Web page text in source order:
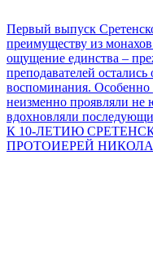
Первый выпуск
преимуществу из
ощущение единства –
преподавателей
воспоминания. Особенно
неизменно проявляли
вдохновляли
К 10-ЛЕТИЮ
ПРОТОИЕРЕЙ